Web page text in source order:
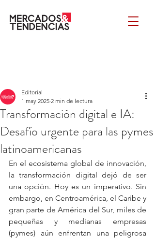
Transformación digital e IA:
Desafío urgente para las pymes
latinoamericanas
Editorial
1 may 2025 2 min de lectura
En el ecosistema global de innovación,
la transformación digital dejó de ser
una opción. Hoy es un imperativo. Sin
embargo, en Centroamérica, el Caribe y
gran parte de América del Sur, miles de
pequeñas y medianas empresas
(pymes) aún enfrentan una peligrosa